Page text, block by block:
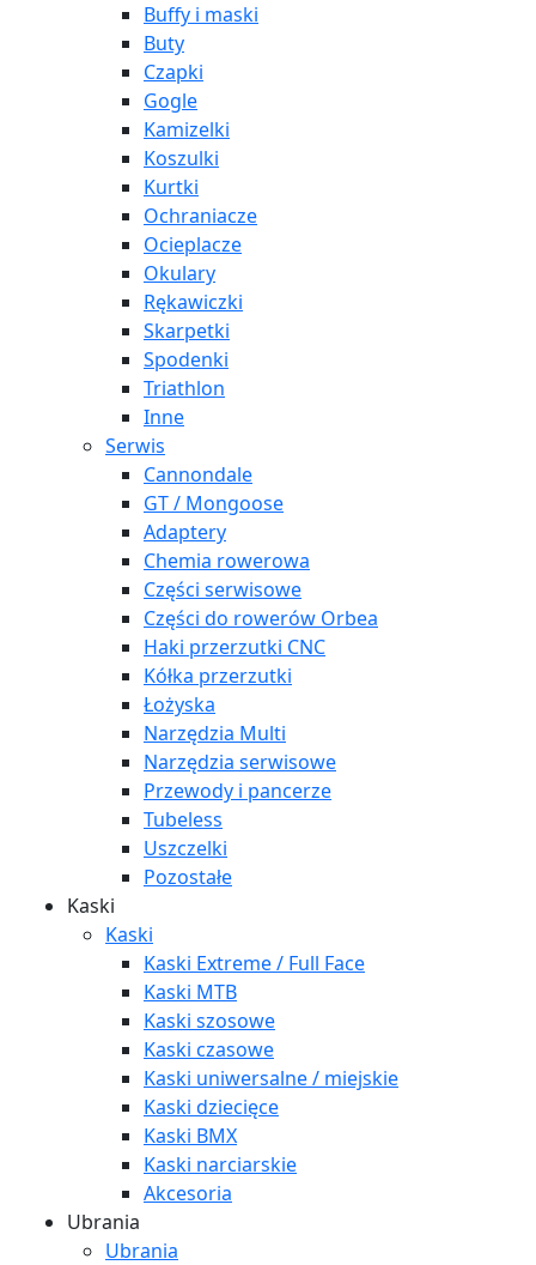
Buffy i maski
Buty
Czapki
Gogle
Kamizelki
Koszulki
Kurtki
Ochraniacze
Ocieplacze
Okulary
Rękawiczki
Skarpetki
Spodenki
Triathlon
Inne
Serwis
Cannondale
GT / Mongoose
Adaptery
Chemia rowerowa
Części serwisowe
Części do rowerów Orbea
Haki przerzutki CNC
Kółka przerzutki
Łożyska
Narzędzia Multi
Narzędzia serwisowe
Przewody i pancerze
Tubeless
Uszczelki
Pozostałe
Kaski
Kaski
Kaski Extreme / Full Face
Kaski MTB
Kaski szosowe
Kaski czasowe
Kaski uniwersalne / miejskie
Kaski dziecięce
Kaski BMX
Kaski narciarskie
Akcesoria
Ubrania
Ubrania